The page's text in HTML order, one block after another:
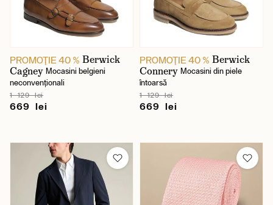
PROMOŢIE 40 % Berwick
Cagney Mocasini belgieni
neconvenționali
1 129 lei
669 lei
PROMOŢIE 40 % Berwick
Connery Mocasini din piele
întoarsă
1 129 lei
669 lei